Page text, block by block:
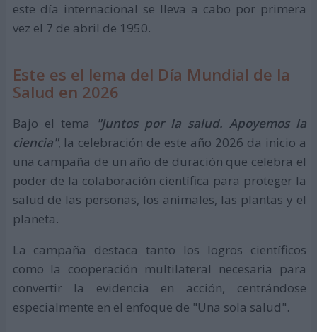
este día internacional se lleva a cabo por primera
vez el 7 de abril de 1950.
Este es el lema del Día Mundial de la
Salud en 2026
Bajo el tema
"Juntos por la salud. Apoyemos la
ciencia", la celebración de este año 2026 da inicio a
una campaña de un año de duración que celebra el
poder de la colaboración científica para proteger la
salud de las personas, los animales, las plantas y el
planeta.
La campaña destaca tanto los logros científicos
como la cooperación multilateral necesaria para
convertir la evidencia en acción, centrándose
especialmente en el enfoque de "Una sola salud".